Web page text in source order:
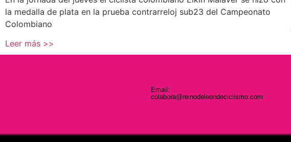
la medalla de plata en la prueba contrarreloj sub23 del Campeonato
Colombiano
Leer más >>
Email:
colabora@reinodeleondeciclismo.com